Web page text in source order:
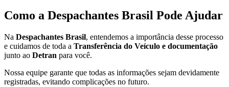
Como a Despachantes Brasil Pode Ajudar
Na Despachantes Brasil, entendemos a importância desse processo
e cuidamos de toda a Transferência do Veículo e documentação
junto ao Detran para você.
Nossa equipe garante que todas as informações sejam devidamente
registradas, evitando complicações no futuro.